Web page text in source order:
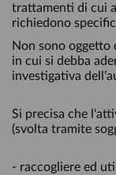
trattamenti di cui
richiedono
Non sono oggetto
in cui si debba
investigativa
Si precisa che
(svolta tramite
- raccogliere ed